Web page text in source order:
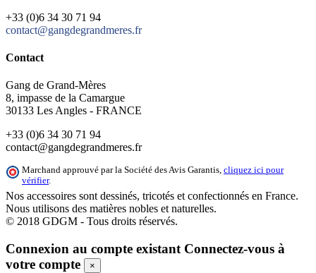
+33 (0)6 34 30 71 94
contact@gangdegrandmeres.fr
Contact
Gang de Grand-Mères
8, impasse de la Camargue
30133 Les Angles - FRANCE
+33 (0)6 34 30 71 94
contact@gangdegrandmeres.fr
Marchand approuvé par la Société des Avis Garantis, cliquez ici pour
vérifier.
Nos accessoires sont dessinés, tricotés et confectionnés en France.
Nous utilisons des matières nobles et naturelles.
© 2018 GDGM - Tous droits réservés.
Connexion au compte existant Connectez-vous à
votre compte
×